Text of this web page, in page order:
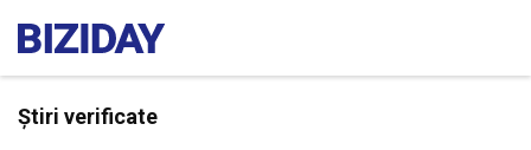
Știri verificate